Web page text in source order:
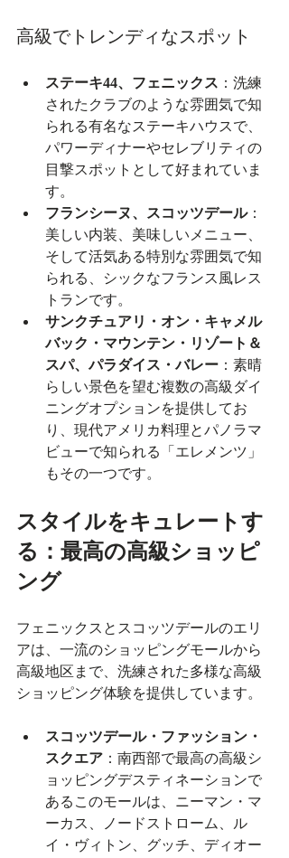
高級でトレンディなスポット
ステーキ44、フェニックス ：洗練
されたクラブのような雰囲気で知
られる有名なステーキハウスで、
パワーディナーやセレブリティの
目撃スポットとして好まれていま
す。
フランシーヌ、スコッツデール：
美しい内装、美味しいメニュー、
そして活気ある特別な雰囲気で知
られる、シックなフランス風レス
トランです。
サンクチュアリ・オン・キャメル
バック・マウンテン・リゾート＆
スパ、パラダイス・バレー ：素晴
らしい景色を望む複数の高級ダイ
ニングオプションを提供してお
り、現代アメリカ料理とパノラマ
ビューで知られる「エレメンツ」
もその一つです。
スタイルをキュレートす
る：最高の高級ショッピ
ング
フェニックスとスコッツデールのエリ
アは、一流のショッピングモールから
高級地区まで、洗練された多様な高級
ショッピング体験を提供しています。
スコッツデール・ファッション・
スクエア ：南西部で最高の高級シ
ョッピングデスティネーションで
あるこのモールは、ニーマン・マ
ーカス、ノードストローム、ル
イ・ヴィトン、グッチ、ディオー